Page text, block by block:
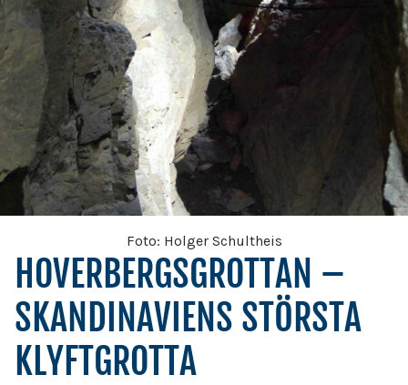
Foto: Holger Schultheis
HOVERBERGSGROTTAN –
SKANDINAVIENS STÖRSTA
KLYFTGROTTA